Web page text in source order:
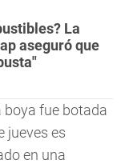
La
aseguró que
boya fue botada
jueves es
en una